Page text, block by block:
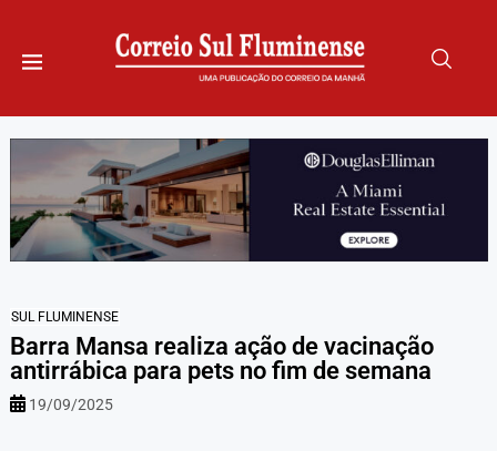
SUL FLUMINENSE
Barra Mansa realiza ação de vacinação
antirrábica para pets no fim de semana
19/09/2025